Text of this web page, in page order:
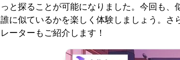
っと探ることが可能になりました。今回も
誰に似ているかを楽しく体験しましょう。
レーターもご紹介します！